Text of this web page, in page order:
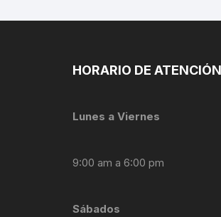
HORARIO DE ATENCIÓN
Lunes a Viernes
9:00 am a 6:00 pm
Sábados